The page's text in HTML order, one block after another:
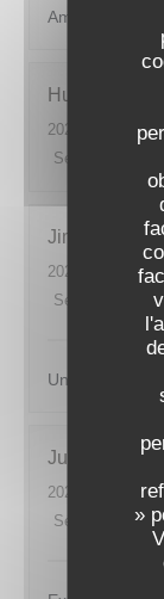
»
Ambiance
Hugo
2026-07-08
-
Service
Jimmy
2026-07-07
-
Service
Un lieu
Justin
2026-07-07
-
Service
/5